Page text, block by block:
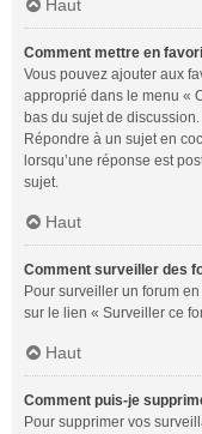
Haut
Comment mettre en
Vous pouvez ajouter aux
approprié dans le menu «
bas du sujet de discussion.
Répondre à un sujet en
lorsqu’une réponse est
sujet.
Haut
Comment surveiller des
Pour surveiller un forum
sur le lien « Surveiller ce
Haut
Comment puis-je
Pour supprimer vos